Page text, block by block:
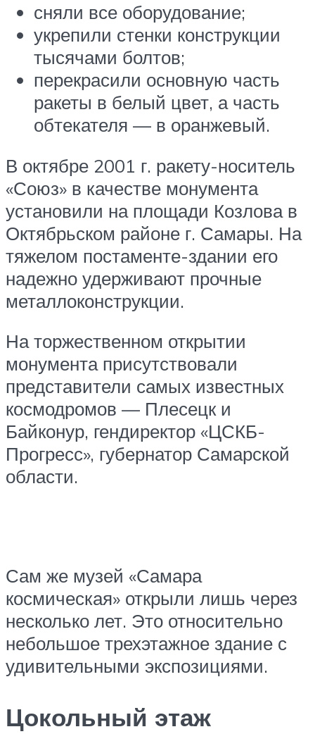
сняли все оборудование;
укрепили стенки конструкции
тысячами болтов;
перекрасили основную часть
ракеты в белый цвет, а часть
обтекателя — в оранжевый.
В октябре 2001 г. ракету-носитель
«Союз» в качестве монумента
установили на площади Козлова в
Октябрьском районе г. Самары. На
тяжелом постаменте-здании его
надежно удерживают прочные
металлоконструкции.
На торжественном открытии
монумента присутствовали
представители самых известных
космодромов — Плесецк и
Байконур, гендиректор «ЦСКБ-
Прогресс», губернатор Самарской
области.
Сам же музей «Самара
космическая» открыли лишь через
несколько лет. Это относительно
небольшое трехэтажное здание с
удивительными экспозициями.
Цокольный этаж